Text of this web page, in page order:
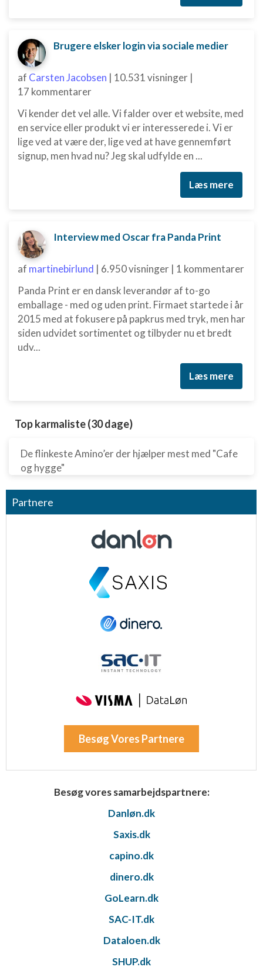
Brugere elsker login via sociale medier
af Carsten Jacobsen | 10.531 visninger |
17 kommentarer
Vi kender det vel alle. Vi falder over et website, med
en service eller produkt vi er interesserede i. Vi er
lige ved at være der, lige ved at have gennemført
signup, men hvad nu? Jeg skal udfylde en ...
Læs mere
Interview med Oscar fra Panda Print
af martinebirlund | 6.950 visninger | 1 kommentarer
Panda Print er en dansk leverandør af to-go
emballage - med og uden print. Firmaet startede i år
2015 med at fokusere på papkrus med tryk, men har
siden udvidet sortimentet og tilbyder nu et bredt
udv...
Læs mere
Top karmaliste (30 dage)
De flinkeste Amino’er der hjælper mest med "Cafe
og hygge"
Partnere
Besøg Vores Partnere
Besøg vores samarbejdspartnere:
Danløn.dk
Saxis.dk
capino.dk
dinero.dk
GoLearn.dk
SAC-IT.dk
Dataloen.dk
SHUP.dk